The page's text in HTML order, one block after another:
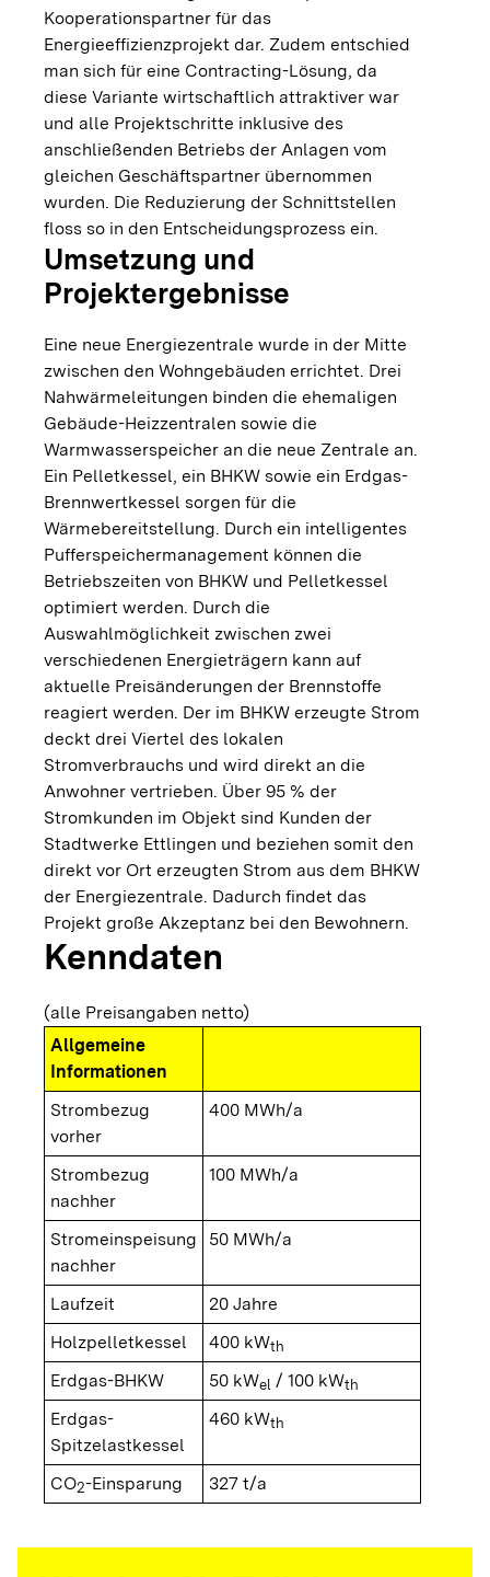
Kooperationspartner für das
Energieeffizienzprojekt dar. Zudem entschied
man sich für eine Contracting-Lösung, da
diese Variante wirtschaftlich attraktiver war
und alle Projektschritte inklusive des
anschließenden Betriebs der Anlagen vom
gleichen Geschäftspartner übernommen
wurden. Die Reduzierung der Schnittstellen
floss so in den Entscheidungsprozess ein.
Umsetzung und
Projektergebnisse
Eine neue Energiezentrale wurde in der Mitte
zwischen den Wohngebäuden errichtet. Drei
Nahwärmeleitungen binden die ehemaligen
Gebäude-Heizzentralen sowie die
Warmwasserspeicher an die neue Zentrale an.
Ein Pelletkessel, ein BHKW sowie ein Erdgas-
Brennwertkessel sorgen für die
Wärmebereitstellung. Durch ein intelligentes
Pufferspeichermanagement können die
Betriebszeiten von BHKW und Pelletkessel
optimiert werden. Durch die
Auswahlmöglichkeit zwischen zwei
verschiedenen Energieträgern kann auf
aktuelle Preisänderungen der Brennstoffe
reagiert werden. Der im BHKW erzeugte Strom
deckt drei Viertel des lokalen
Stromverbrauchs und wird direkt an die
Anwohner vertrieben. Über 95 % der
Stromkunden im Objekt sind Kunden der
Stadtwerke Ettlingen und beziehen somit den
direkt vor Ort erzeugten Strom aus dem BHKW
der Energiezentrale. Dadurch findet das
Projekt große Akzeptanz bei den Bewohnern.
Kenndaten
(alle Preisangaben netto)
Allgemeine
Informationen
Strombezug
vorher
400 MWh/a
Strombezug
nachher
100 MWh/a
Stromeinspeisung
nachher
50 MWh/a
Laufzeit
20 Jahre
Holzpelletkessel
400 kWth
Erdgas-BHKW 50 kWel / 100 kWth
Erdgas-
Spitzelastkessel
460 kWth
CO2-Einsparung 327 t/a